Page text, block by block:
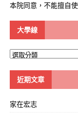
本院同意，不能擅自使
大學線
大
近期文章
家在宏志